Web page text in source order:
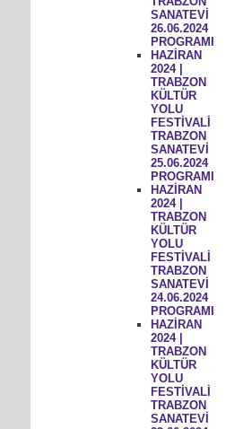
SANATEVİ
26.06.2024
PROGRAMI
HAZİRAN
2024 |
TRABZON
KÜLTÜR
YOLU
FESTİVALİ
TRABZON
SANATEVİ
25.06.2024
PROGRAMI
HAZİRAN
2024 |
TRABZON
KÜLTÜR
YOLU
FESTİVALİ
TRABZON
SANATEVİ
24.06.2024
PROGRAMI
HAZİRAN
2024 |
TRABZON
KÜLTÜR
YOLU
FESTİVALİ
TRABZON
SANATEVİ